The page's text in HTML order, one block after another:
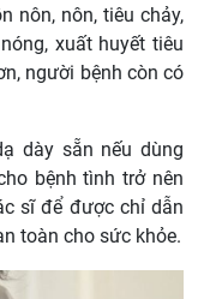
nôn, nôn, tiêu chảy,
xuất huyết tiêu
người bệnh còn có
dày sẵn nếu dùng
bệnh tình trở nên
sĩ để được chỉ dẫn
toàn cho sức khỏe.